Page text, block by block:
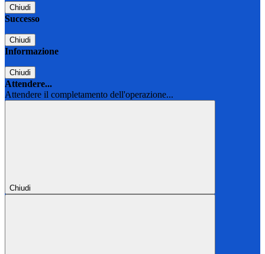
Chiudi
Successo
Chiudi
Informazione
Chiudi
Attendere...
Attendere il completamento dell'operazione...
Chiudi